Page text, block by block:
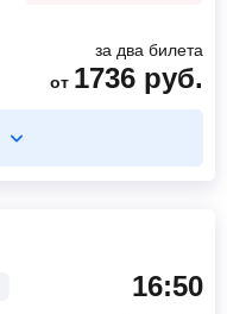
за два билета
от 1736 руб.
16:50